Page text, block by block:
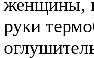
женщины,
руки